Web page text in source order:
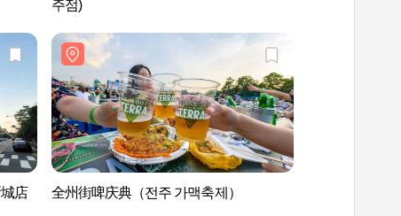
주점)
店
全州街啤庆典（전주 가맥축제）